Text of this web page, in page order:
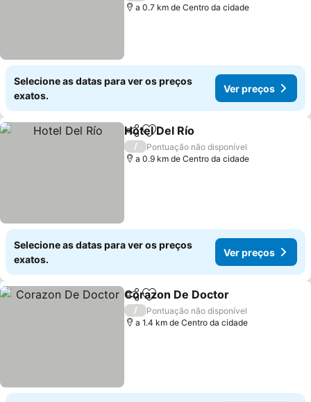
a 0.7 km de Centro da cidade
Selecione as datas para ver os preços
exatos.
Ver preços
PartilharAdicionar aos favoritos
Hotel Del Río
/
Pontuação não disponível
a 0.9 km de Centro da cidade
Selecione as datas para ver os preços
exatos.
Ver preços
PartilharAdicionar aos favoritos
Corazon De Doctor
/
Pontuação não disponível
a 1.4 km de Centro da cidade